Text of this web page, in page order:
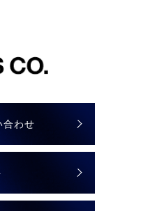
し個人情報の厳重な管理
個人情報は、当社からのご
示・提供の禁止
合わせ